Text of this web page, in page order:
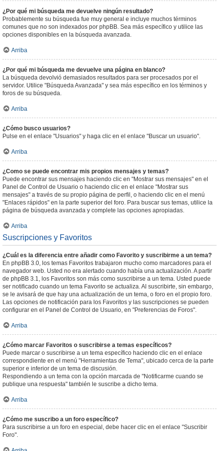
¿Por qué mi búsqueda me devuelve ningún resultado?
Probablemente su búsqueda fue muy general e incluye muchos términos
comunes que no son indexados por phpBB. Sea más específico y utilice las
opciones disponibles en la búsqueda avanzada.
Arriba
¿Por qué mi búsqueda me devuelve una página en blanco?
La búsqueda devolvió demasiados resultados para ser procesados por el
servidor. Utilice "Búsqueda Avanzada" y sea más específico en los términos y
foros de su búsqueda.
Arriba
¿Cómo busco usuarios?
Pulse en el enlace "Usuarios" y haga clic en el enlace "Buscar un usuario".
Arriba
¿Como se puede encontrar mis propios mensajes y temas?
Puede encontrar sus mensajes haciendo clic en "Mostrar sus mensajes" en el
Panel de Control de Usuario o haciendo clic en el enlace "Mostrar sus
mensajes" a través de su propio página de perfil, o haciendo clic en el menú
"Enlaces rápidos" en la parte superior del foro. Para buscar sus temas, utilice la
página de búsqueda avanzada y complete las opciones apropiadas.
Arriba
Suscripciones y Favoritos
¿Cuál es la diferencia entre añadir como Favorito y suscribirme a un tema?
En phpBB 3.0, los temas Favoritos trabajaron mucho como marcadores para el
navegador web. Usted no era alertado cuando había una actualización. A partir
de phpBB 3.1, los Favoritos son más como suscribirse a un tema. Usted puede
ser notificado cuando un tema Favorito se actualiza. Al suscribirte, sin embargo,
se le avisará de que hay una actualización de un tema, o foro en el propio foro.
Las opciones de notificación para los Favoritos y las suscripciones se pueden
configurar en el Panel de Control de Usuario, en "Preferencias de Foros".
Arriba
¿Cómo marcar Favoritos o suscribirse a temas específicos?
Puede marcar o suscribirse a un tema específico haciendo clic en el enlace
correspondiente en el menú "Herramientas de Tema", ubicado cerca de la parte
superior e inferior de un tema de discusión.
Respondiendo a un tema con la opción marcada de "Notificarme cuando se
publique una respuesta" también le suscribe a dicho tema.
Arriba
¿Cómo me suscribo a un foro específico?
Para suscribirse a un foro en especial, debe hacer clic en el enlace "Suscribir
Foro".